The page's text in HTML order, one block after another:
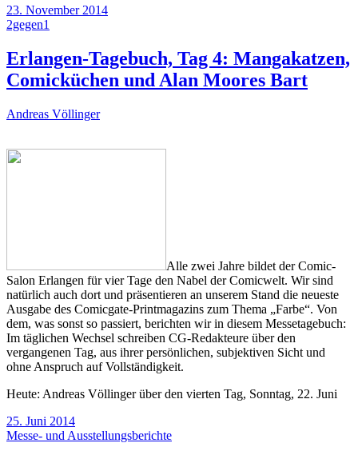
23. November 2014
2gegen1
Erlangen-Tagebuch, Tag 4: Mangakatzen,
Comicküchen und Alan Moores Bart
Andreas Völlinger
Alle zwei Jahre bildet der Comic-
Salon Erlangen für vier Tage den Nabel der Comicwelt. Wir sind
natürlich auch dort und präsentieren an unserem Stand die neueste
Ausgabe des Comicgate-Printmagazins zum Thema „Farbe“. Von
dem, was sonst so passiert, berichten wir in diesem Messetagebuch:
Im täglichen Wechsel schreiben CG-Redakteure über den
vergangenen Tag, aus ihrer persönlichen, subjektiven Sicht und
ohne Anspruch auf Vollständigkeit.
Heute: Andreas Völlinger über den vierten Tag, Sonntag, 22. Juni
25. Juni 2014
Messe- und Ausstellungsberichte